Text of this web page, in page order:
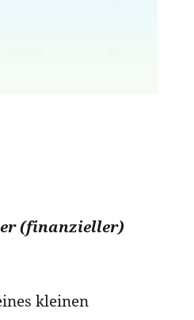
(finanzieller)
kleinen